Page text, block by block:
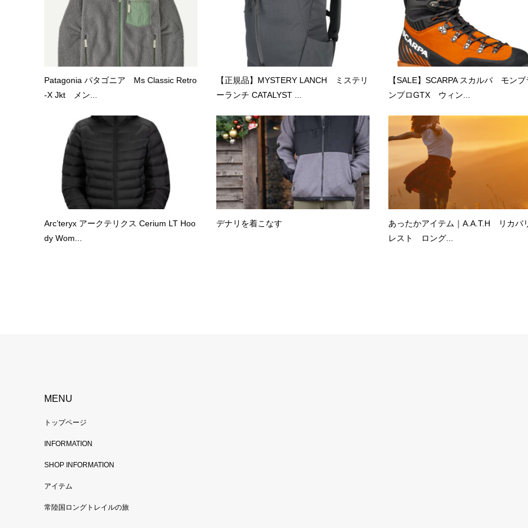
Patagonia パタゴニア Ms Classic Retro
-X Jkt メン...
【正規品】MYSTERY LANCH ミステリ
ーランチ CATALYST ...
【SALE】SCARPA スカルパ モンブ
ンプロGTX ウィン...
Arc’teryx アークテリクス Cerium LT Hoo
dy Wom...
デナリを着こなす
あったかアイテム｜A.A.T.H リカバ
レスト ロング...
MENU
トップページ
INFORMATION
SHOP INFORMATION
アイテム
常陸国ロングトレイルの旅